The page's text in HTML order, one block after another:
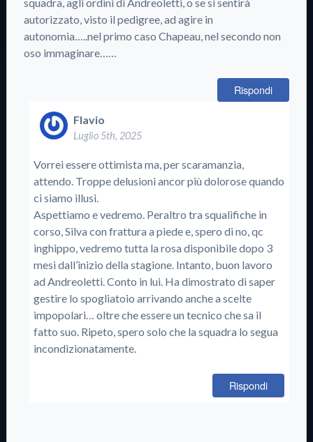
autorizzato, visto il pedigree, ad agire in
autonomia…..nel primo caso Chapeau, nel secondo non
oso immaginare……
Rispondi
Flavio
Luglio 5th, 2025
Vorrei essere ottimista ma, per scaramanzia,
attendo. Troppe delusioni ancor più dolorose quando
ci siamo illusi.
Aspettiamo e vedremo. Peraltro tra squalifiche in
corso, Silva con frattura a piede e, spero di no, qc
inghippo, vedremo tutta la rosa disponibile dopo 3
mesi dall’inizio della stagione. Intanto, buon lavoro
ad Andreoletti. Conto in lui. Ha dimostrato di saper
gestire lo spogliatoio arrivando anche a scelte
impopolari… oltre che essere un tecnico che sa il
fatto suo. Ripeto, spero solo che la squadra lo segua
incondizionatamente.
Rispondi